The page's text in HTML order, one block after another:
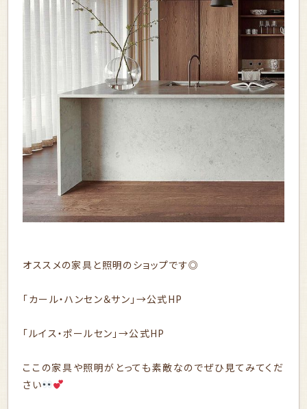
オススメの家具と照明のショップです◎
「カール・ハンセン＆サン」→公式HP
「ルイス・ポールセン」→公式HP
ここの家具や照明がとっても素敵なのでぜひ見てみてくだ
さい